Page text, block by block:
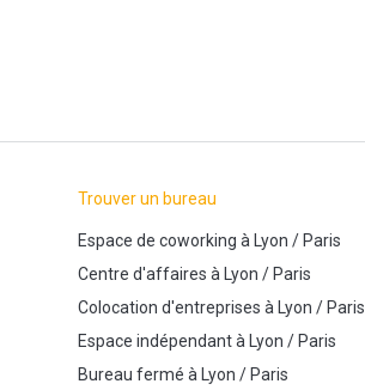
Trouver un bureau
Espace de coworking à Lyon / Paris
Centre d'affaires à Lyon / Paris
Colocation d'entreprises à Lyon / Paris
Espace indépendantà Lyon / Paris
Bureau fermé à Lyon / Paris